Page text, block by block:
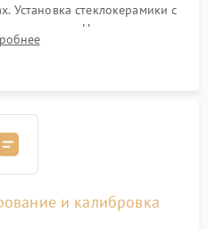
Установка стеклокерамики с
зазоров. Нанесение
укладка уплотнительной
и калибровка